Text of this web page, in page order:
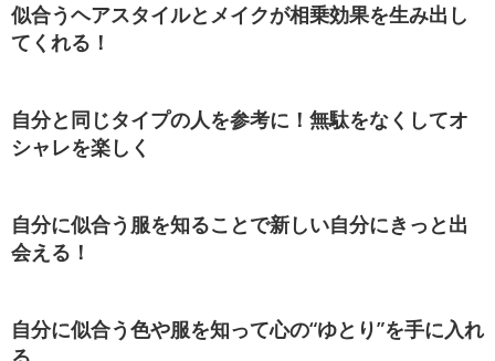
似合うヘアスタイルとメイクが相乗効果を生み出し
てくれる！
自分と同じタイプの人を参考に！無駄をなくしてオ
シャレを楽しく
自分に似合う服を知ることで新しい自分にきっと出
会える！
自分に似合う色や服を知って心の“ゆとり”を手に入れ